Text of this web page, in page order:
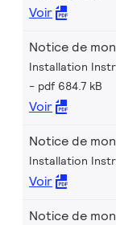
Voir
Notice de
Installation
pdf 684.7 kB
Voir
Notice de
Installation
Voir
Notice de